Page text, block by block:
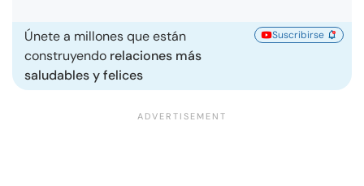
Únete a millones que están
construyendo relaciones más
saludables y felices
Suscribirse